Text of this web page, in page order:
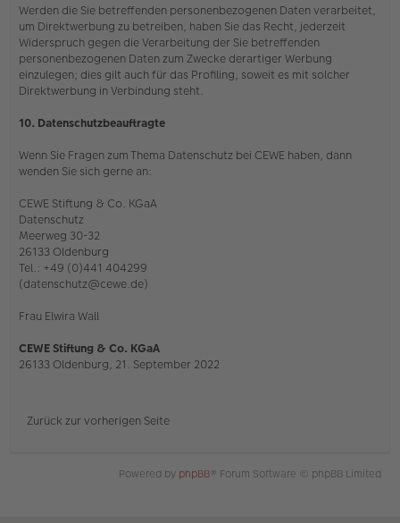
Werden die Sie betreffenden personenbezogenen Daten verarbeitet,
um Direktwerbung zu betreiben, haben Sie das Recht, jederzeit
Widerspruch gegen die Verarbeitung der Sie betreffenden
personenbezogenen Daten zum Zwecke derartiger Werbung
einzulegen; dies gilt auch für das Profiling, soweit es mit solcher
Direktwerbung in Verbindung steht.
10. Datenschutzbeauftragte
Wenn Sie Fragen zum Thema Datenschutz bei CEWE haben, dann
wenden Sie sich gerne an:
CEWE Stiftung & Co. KGaA
Datenschutz
Meerweg 30-32
26133 Oldenburg
Tel.: +49 (0)441 404299
(datenschutz@cewe.de)
Frau Elwira Wall
CEWE Stiftung & Co. KGaA
26133 Oldenburg, 21. September 2022
Zurück zur vorherigen Seite
Powered by phpBB® Forum Software © phpBB Limited